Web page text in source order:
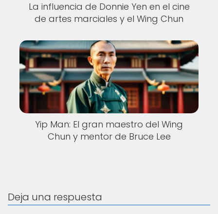
La influencia de Donnie Yen en el cine
de artes marciales y el Wing Chun
Yip Man: El gran maestro del Wing
Chun y mentor de Bruce Lee
Deja una respuesta